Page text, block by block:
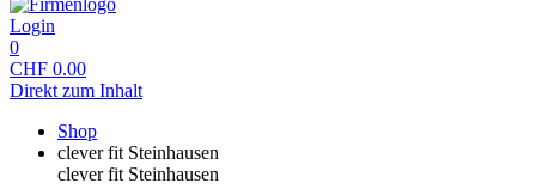
Login
0
CHF 0.00
Direkt zum Inhalt
Shop
clever fit Steinhausen
clever fit Steinhausen